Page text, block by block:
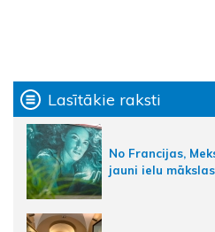
Lasītākie raksti
No Francijas,
jauni ielu